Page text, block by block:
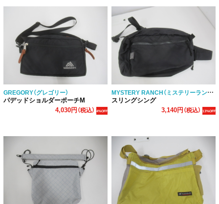
GREGORY（グレゴリー）
パデッドショルダーポーチM
4,030円（税込） 4%OFF
MYSTERY RANCH（ミステリーランチ）
スリングシング
3,140円（税込） 13%OFF